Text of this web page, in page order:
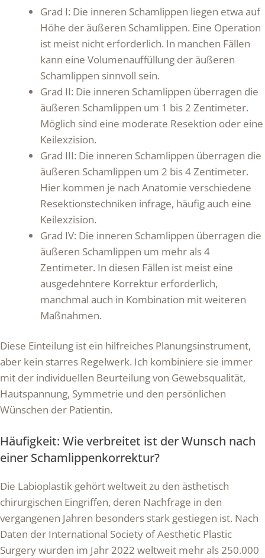
Grad I: Die inneren Schamlippen liegen etwa auf
Höhe der äußeren Schamlippen. Eine Operation
ist meist nicht erforderlich. In manchen Fällen
kann eine Volumenauffüllung der äußeren
Schamlippen sinnvoll sein.
Grad II: Die inneren Schamlippen überragen die
äußeren Schamlippen um 1 bis 2 Zentimeter.
Möglich sind eine moderate Resektion oder eine
Keilexzision.
Grad III: Die inneren Schamlippen überragen die
äußeren Schamlippen um 2 bis 4 Zentimeter.
Hier kommen je nach Anatomie verschiedene
Resektionstechniken infrage, häufig auch eine
Keilexzision.
Grad IV: Die inneren Schamlippen überragen die
äußeren Schamlippen um mehr als 4
Zentimeter. In diesen Fällen ist meist eine
ausgedehntere Korrektur erforderlich,
manchmal auch in Kombination mit weiteren
Maßnahmen.
Diese Einteilung ist ein hilfreiches Planungsinstrument,
aber kein starres Regelwerk. Ich kombiniere sie immer
mit der individuellen Beurteilung von Gewebsqualität,
Hautspannung, Symmetrie und den persönlichen
Wünschen der Patientin.
Häufigkeit: Wie verbreitet ist der Wunsch nach
einer Schamlippenkorrektur?
Die Labioplastik gehört weltweit zu den ästhetisch
chirurgischen Eingriffen, deren Nachfrage in den
vergangenen Jahren besonders stark gestiegen ist. Nach
Daten der International Society of Aesthetic Plastic
Surgery wurden im Jahr 2022 weltweit mehr als 250.000